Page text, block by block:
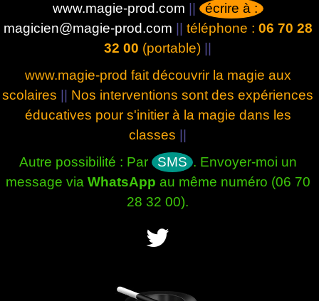
www.magie-prod.com
écrire à :
magicien@magie-prod.com
téléphone : 06 70 28
32 00 (portable)
www.magie-prod fait découvrir la magie aux
scolaires
Nos interventions sont des expériences
éducatives pour s'initier à la magie dans les
classes
Autre possibilité : Par
SMS . Envoyer-moi un
message via WhatsApp au même numéro (06 70
28 32 00).